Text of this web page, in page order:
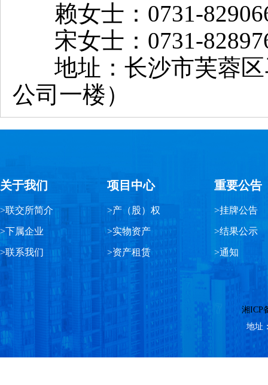
赖女士：0731-
宋女士：0731-
地址：长沙市芙蓉
公司一楼）
关于我们
>联交所简介
>下属企业
>联系我们
项目中心
>产（股）权
>实物资产
>资产租赁
重要公告
>挂牌公告
>结果公示
>通知
湘ICP
地址